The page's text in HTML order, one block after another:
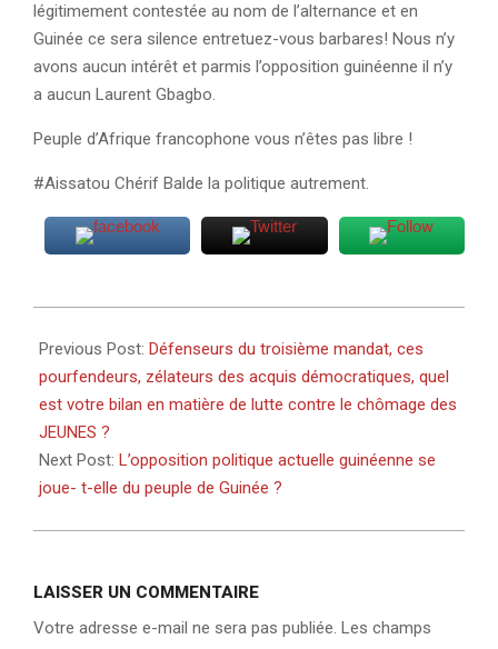
légitimement contestée au nom de l’alternance et en
Guinée ce sera silence entretuez-vous barbares! Nous n’y
avons aucun intérêt et parmis l’opposition guinéenne il n’y
a aucun Laurent Gbagbo.
Peuple d’Afrique francophone vous n’êtes pas libre !
#Aissatou Chérif Balde la politique autrement.
08-
07
Previous Post: Défenseurs du troisième mandat, ces
pourfendeurs, zélateurs des acquis démocratiques, quel
est votre bilan en matière de lutte contre le chômage des
JEUNES ?
Next Post: L’opposition politique actuelle guinéenne se
joue- t-elle du peuple de Guinée ?
LAISSER UN COMMENTAIRE
Votre adresse e-mail ne sera pas publiée. Les champs